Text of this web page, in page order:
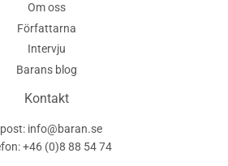
Om oss
Författarna
Intervju
Barans blog
Kontakt
post: info@baran.se
+46 (0)8 88 54 74